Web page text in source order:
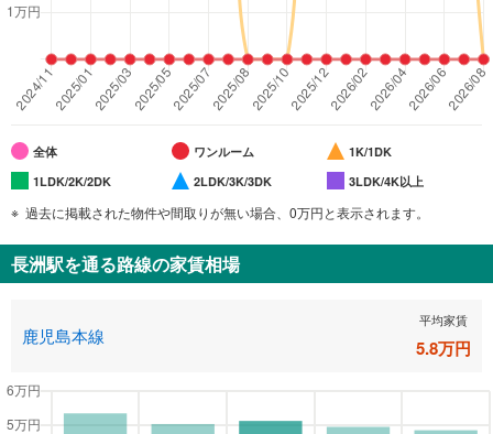
全体 ワンルーム
1K/1DK
1LDK/2K/2DK
2LDK/3K/3DK 3LDK/4K以上
過去に掲載された物件や間取りが無い場合、0万円と表示されます。
長洲駅を通る路線の家賃相場
鹿児島本線
平均家賃
5.8万円